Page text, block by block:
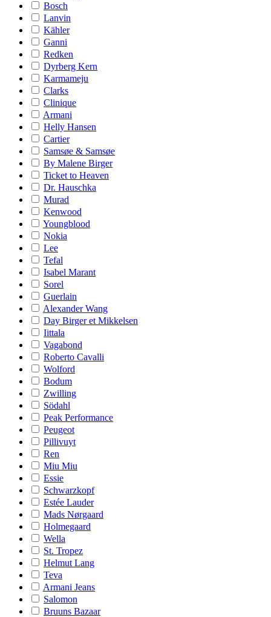
Bosch
Lanvin
Kähler
Ganni
Redken
Dyrberg Kern
Karmameju
Clarks
Clinique
Armani
Helly Hansen
Cartier
Samsøe & Samsøe
By Malene Birger
Ticket to Heaven
Dr. Hauschka
Murad
Kenwood
Youngblood
Nokia
Lee
Tefal
Isabel Marant
Sorel
Guerlain
Alexander Wang
Day Birger et Mikkelsen
Iittala
Vagabond
Roberto Cavalli
Wolford
Bodum
Zwilling
Södahl
Peak Performance
Peugeot
Pillivuyt
Ren
Miu Miu
Essie
Schwarzkopf
Estée Lauder
Mads Nørgaard
Holmegaard
Wella
St. Tropez
Helmut Lang
Teva
Armani Jeans
Salomon
Bruuns Bazaar